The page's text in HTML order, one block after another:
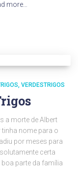
more…
VERDESTRIGOS
a morte de Albert
tinha nome para o
por meses para
certa
parte da família